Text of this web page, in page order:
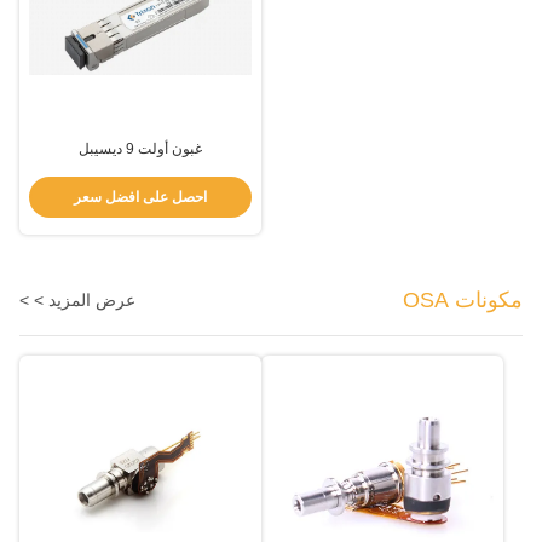
غبون أولت 9 ديسيبل
احصل على افضل سعر
مكونات OSA عرض المزيد > >